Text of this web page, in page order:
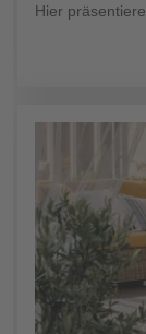
Hier